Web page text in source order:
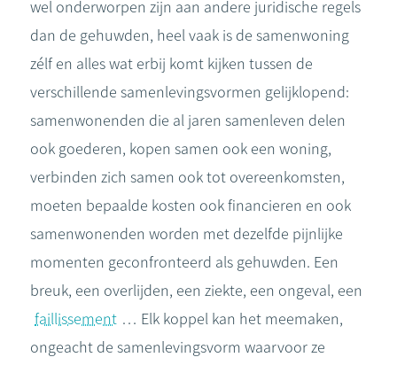
wel onderworpen zijn aan andere juridische regels
dan de gehuwden, heel vaak is de samenwoning
zélf en alles wat erbij komt kijken tussen de
verschillende samenlevingsvormen gelijklopend:
samenwonenden die al jaren samenleven delen
ook goederen, kopen samen ook een woning,
verbinden zich samen ook tot overeenkomsten,
moeten bepaalde kosten ook financieren en ook
samenwonenden worden met dezelfde pijnlijke
momenten geconfronteerd als gehuwden. Een
breuk, een overlijden, een ziekte, een ongeval, een
faillissement … Elk koppel kan het meemaken,
ongeacht de samenlevingsvorm waarvoor ze